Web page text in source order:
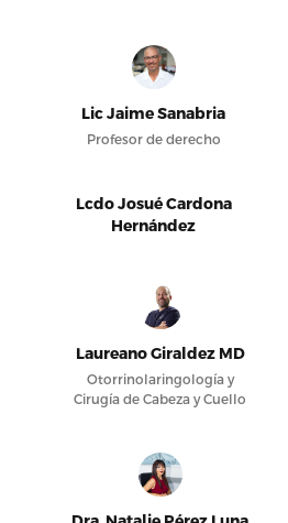
Lic Jaime Sanabria
Profesor de derecho
Lcdo Josué Cardona
Hernández
Laureano Giraldez MD
Otorrinolaringología y
Cirugía de Cabeza y Cuello